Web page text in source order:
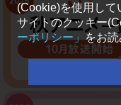
(Cookie)を使用して
サイトのクッキー
ーポリシー」をお